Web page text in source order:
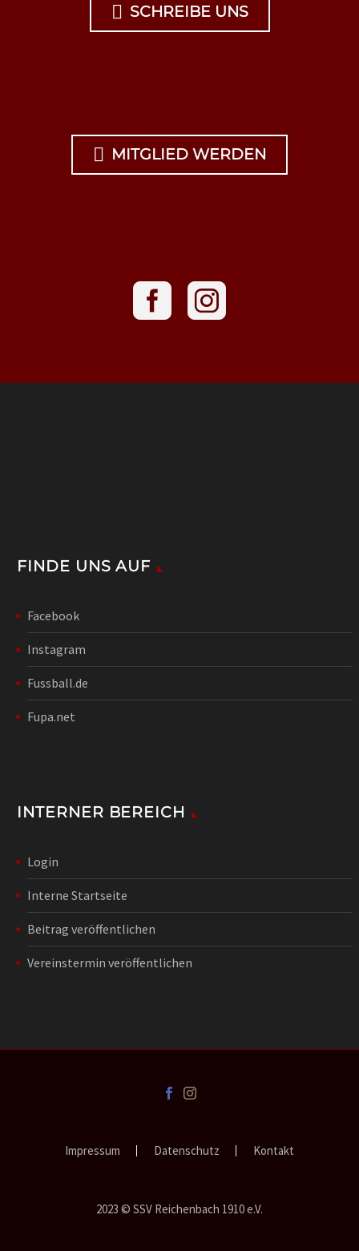
 SCHREIBE UNS
 MITGLIED WERDEN
FINDE UNS AUF
Facebook
Instagram
Fussball.de
Fupa.net
INTERNER BEREICH
Login
Interne Startseite
Beitrag veröffentlichen
Vereinstermin veröffentlichen
Impressum Datenschutz Kontakt
2023 © SSV Reichenbach 1910 e.V.